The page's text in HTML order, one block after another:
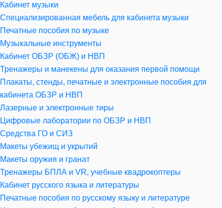
Кабинет музыки
Специализированная мебель для кабинета музыки
Печатные пособия по музыке
Музыкальные инструменты
Кабинет ОБЗР (ОБЖ) и НВП
Тренажеры и манекены для оказания первой помощи
Плакаты, стенды, печатные и электронные пособия для
кабинета ОБЗР и НВП
Лазерные и электронные тиры
Цифровые лаборатории по ОБЗР и НВП
Средства ГО и СИЗ
Макеты убежищ и укрытий
Макеты оружия и гранат
Тренажеры БПЛА и VR, учебные квадрокоптеры
Кабинет русского языка и литературы
Печатные пособия по русскому языку и литературе